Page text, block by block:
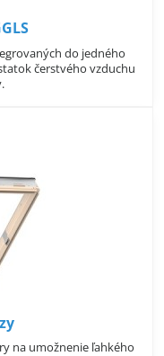
do jedného
čerstvého vzduchu
na umožnenie ľahkého